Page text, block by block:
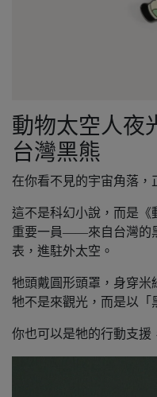
動物太空人夜
台灣黑熊
在你看不見的宇宙角落，
這不是科幻小說，而是《
重要一員——來自台灣的
表，進駐外太空。
牠頭戴圓形頭罩，身穿米
牠不是來觀光，而是以「
你也可以是牠的行動支援